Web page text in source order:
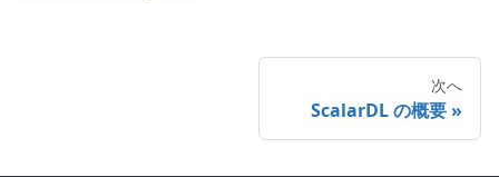
次へ
ScalarDL の概要